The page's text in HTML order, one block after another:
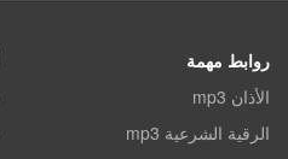
روابط مهمة
الأذان mp3
الرقية الشرعية mp3